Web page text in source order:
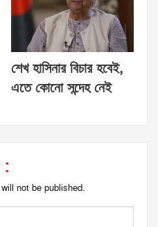
শেখ হাসিনার বিচার হবেই,
এতে কোনো সন্দেহ নেই
:
not be published.